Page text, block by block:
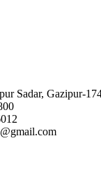
Sadar, Gazipur-